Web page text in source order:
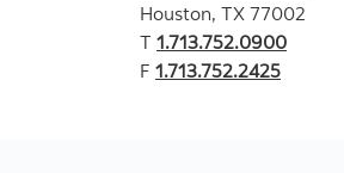
Houston, TX 77002
T 1.713.752.0900
F 1.713.752.2425